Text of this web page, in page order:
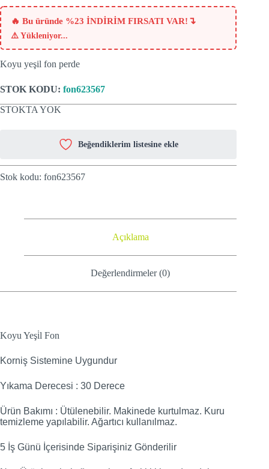
₺659.
fiyat:
₺505.
🔥 Bu üründe %23 İNDİRİM FIRSATI VAR! ↴
⚠️ Yükleniyor...
Koyu yeşil fon perde
STOK KODU: fon623567
STOKTA YOK
Beğendiklerim listesine ekle
Stok kodu: fon623567
Açıklama
Değerlendirmeler (0)
Koyu Yeşi̇l Fon
Korniş Sistemine Uygundur
Yıkama Derecesi : 30 Derece
Ürün Bakımı : Ütülenebilir. Makinede kurtulmaz. Kuru
temizleme yapılabilir. Ağartıcı kullanılmaz.
5 İş Günü İçerisinde Siparişiniz Gönderilir